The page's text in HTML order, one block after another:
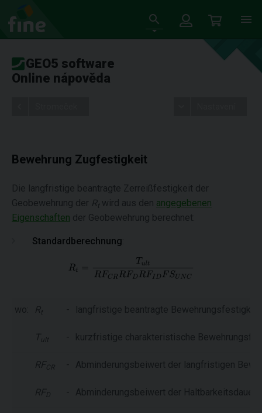
GEO5 software
Online nápověda
Bewehrung Zugfestigkeit
Die langfristige beantragte Zerreißfestigkeit der
Geobewehrung der Rt wird aus den angegebenen
Eigenschaften der Geobewehrung berechnet:
Standardberechnung
wo: R t - langfristige beantragte Bewehrungsfestigkeit
T ult - kurzfristige charakteristische
RF CR - Abminderungsbeiwert der langfristigen
RF D - Abminderungsbeiwert der Haltbarkeitsdauer